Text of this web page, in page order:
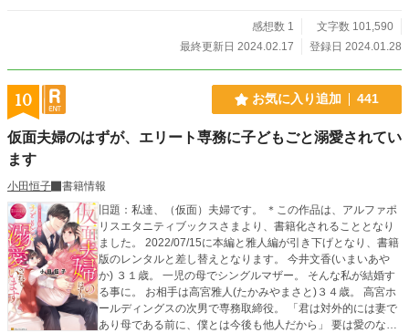
縄を離れて東京に行く事をためらうが前を向いて歩むと決心
する。 テーマは家族の形 安里遥香 29歳 シングルマザー
柏木直哉 32歳 Kロジスティクス副社長 城間陽太 27歳
遥香の幼馴染 信用金庫勤務 表紙イラストは、自作です。
感想数 1
文字数 101,590
最終更新日 2024.02.17
登録日 2024.01.28
10 お気に入り追加 441
仮面夫婦のはずが、エリート専務に子どもごと溺愛されてい
ます
小田恒子
書籍情報
旧題：私達、（仮面）夫婦です。 ＊この作品は、アルファポ
リスエタニティブックスさまより、書籍化されることとなり
ました。 2022/07/15に本編と雅人編が引き下げとなり、書籍
版のレンタルと差し替えとなります。 今井文香(いまいあや
か) ３１歳。 一児の母でシングルマザー。 そんな私が結婚す
る事に。 お相手は高宮雅人(たかみやまさと)３４歳。 高宮ホ
ールディングスの次男で専務取締役。 「君は対外的には妻で
あり母である前に、僕とは今後も他人だから」 要は愛のない